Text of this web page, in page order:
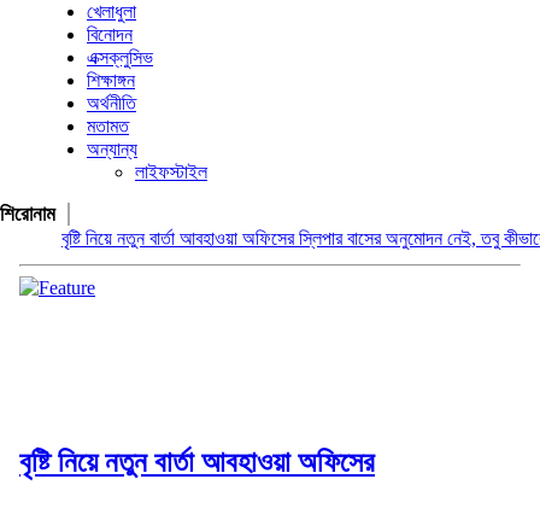
খেলাধুলা
বিনোদন
এক্সক্লুসিভ
শিক্ষাঙ্গন
অর্থনীতি
মতামত
অন্যান্য
লাইফস্টাইল
শিরোনাম
বৃষ্টি নিয়ে নতুন বার্তা আবহাওয়া অফিসেরস্লিপার বাসের অনুমোদন নেই, তবু কীভাবে চলছে
বৃষ্টি নিয়ে নতুন বার্তা আবহাওয়া অফিসের